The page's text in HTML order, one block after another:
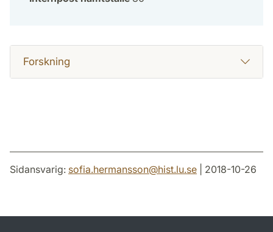
Forskning
Sidansvarig: sofia.hermansson@hist.lu.se | 2018-10-26